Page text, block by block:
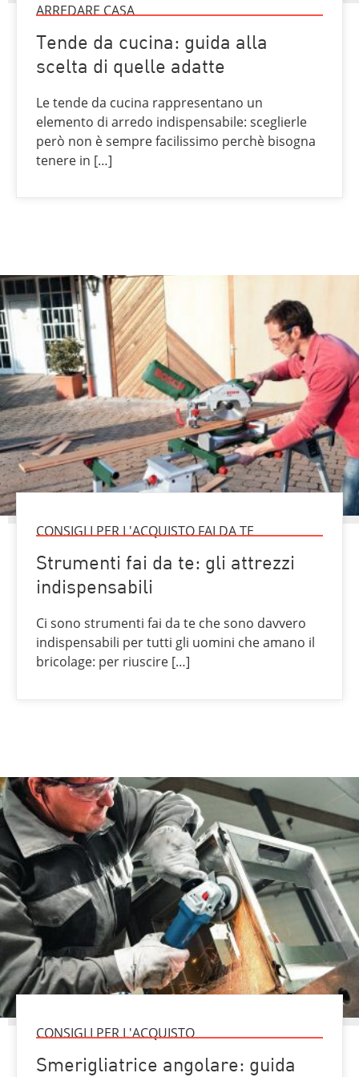
ARREDARE CASA
Tende da cucina: guida alla
scelta di quelle adatte
Le tende da cucina rappresentano un
elemento di arredo indispensabile: sceglierle
però non è sempre facilissimo perchè bisogna
tenere in […]
CONSIGLI PER L'ACQUISTO FAI DA TE
Strumenti fai da te: gli attrezzi
indispensabili
Ci sono strumenti fai da te che sono davvero
indispensabili per tutti gli uomini che amano il
bricolage: per riuscire […]
CONSIGLI PER L'ACQUISTO
Smerigliatrice angolare: guida